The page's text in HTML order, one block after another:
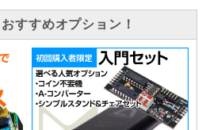
すすめオプション！